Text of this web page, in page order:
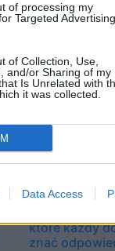
of processing my
Targeted Advertising.
of Collection, Use,
and/or Sharing of my
Is Unrelated with
it was collected.
Data Access
15 prostych
na które
15 pytań z
każdy
które każdy
znać